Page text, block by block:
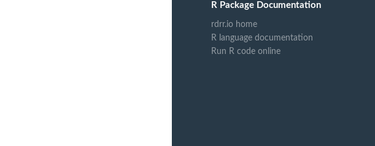
R Package Documentation
rdrr.io home
R language documentation
Run R code online